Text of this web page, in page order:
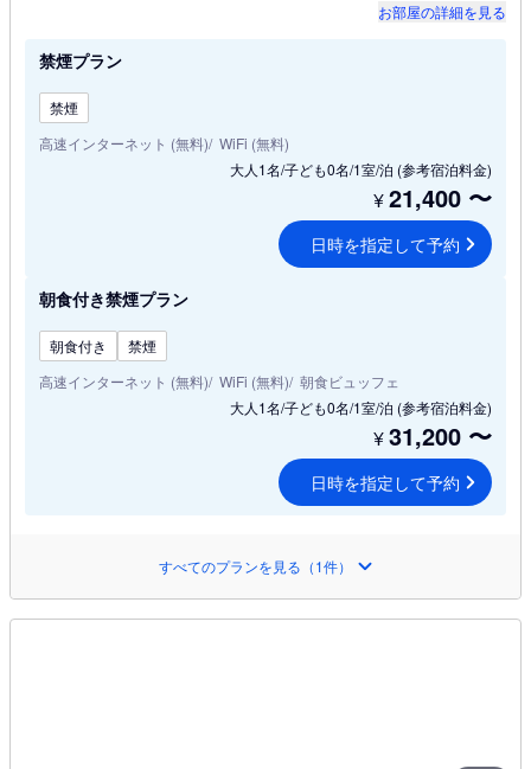
お部屋の詳細を見る
禁煙プラン
禁煙
高速インターネット (無料) WiFi (無料)
大人1名/子ども0名/1室/泊 (参考宿泊料金)
¥21,400 〜
日時を指定して予約
朝食付き禁煙プラン
朝食付き
禁煙
高速インターネット (無料) WiFi (無料) 朝食ビュッフェ
大人1名/子ども0名/1室/泊 (参考宿泊料金)
¥31,200 〜
日時を指定して予約
すべてのプランを見る（1件）